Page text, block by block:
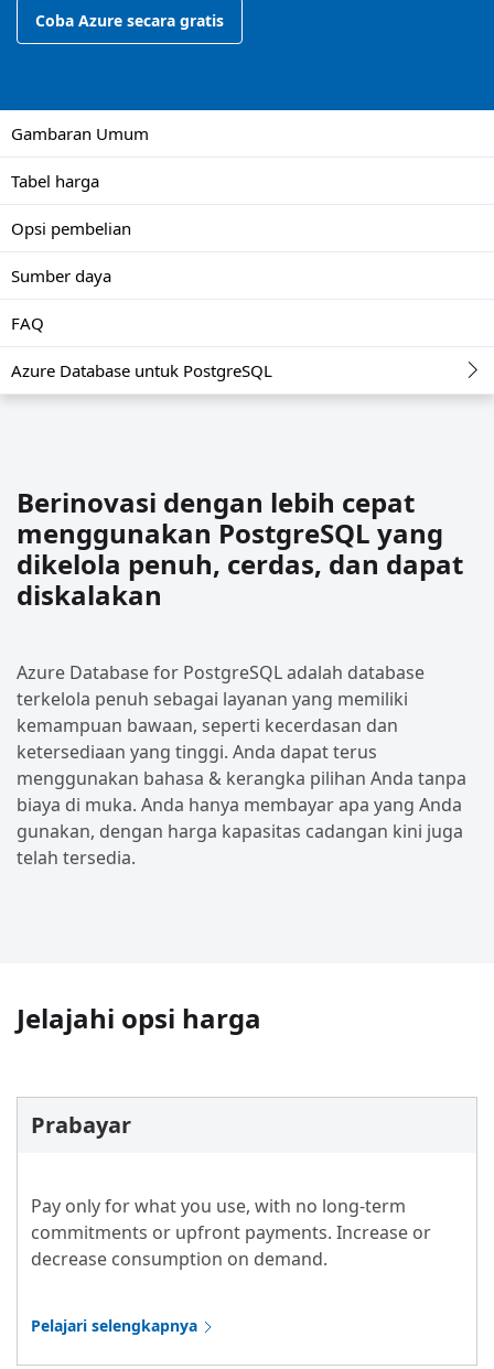
Coba Azure secara gratis
Gambaran Umum
Tabel harga
Opsi pembelian
Sumber daya
FAQ
Azure Database untuk PostgreSQL
Berinovasi dengan lebih cepat
menggunakan PostgreSQL yang
dikelola penuh, cerdas, dan dapat
diskalakan
Azure Database for PostgreSQL adalah database
terkelola penuh sebagai layanan yang memiliki
kemampuan bawaan, seperti kecerdasan dan
ketersediaan yang tinggi. Anda dapat terus
menggunakan bahasa & kerangka pilihan Anda tanpa
biaya di muka. Anda hanya membayar apa yang Anda
gunakan, dengan harga kapasitas cadangan kini juga
telah tersedia.
Jelajahi opsi harga
Prabayar
Pay only for what you use, with no long-term
commitments or upfront payments. Increase or
decrease consumption on demand.
Pelajari selengkapnya